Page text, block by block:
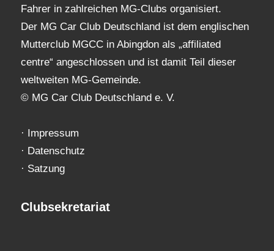
Fahrer in zahlreichen MG-Clubs organisiert.
Der MG Car Club Deutschland ist dem englischen
Mutterclub MGCC in Abingdon als „affiliated
centre“ angeschlossen und ist damit Teil dieser
weltweiten MG-Gemeinde.
© MG Car Club Deutschland e. V.
· Impressum
· Datenschutz
· Satzung
Clubsekretariat